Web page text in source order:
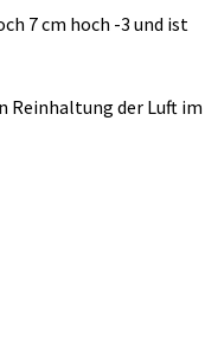
7 cm hoch -3 und ist
Reinhaltung der Luft im